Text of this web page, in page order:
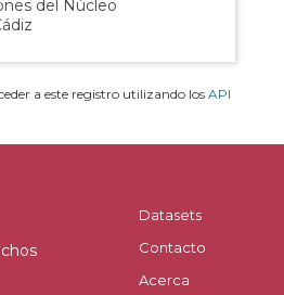
del Núcleo
a este registro utilizando los API
Datasets
Contacto
Acerca